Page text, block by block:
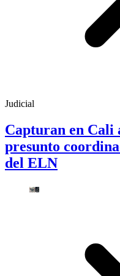
Judicial
Capturan en Cali
presunto
del ELN